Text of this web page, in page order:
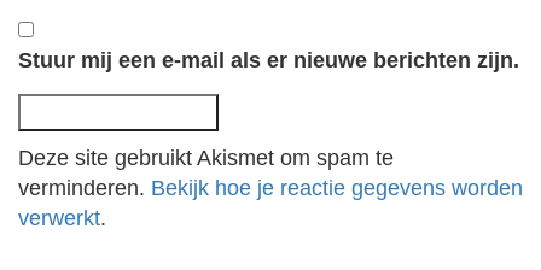
Stuur mij een e-mail als er nieuwe berichten zijn.
Deze site gebruikt Akismet om spam te
verminderen. Bekijk hoe je reactie gegevens worden
verwerkt.